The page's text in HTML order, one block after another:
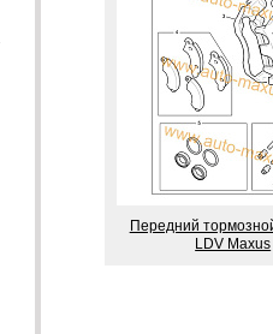
Передний
LDV Maxus